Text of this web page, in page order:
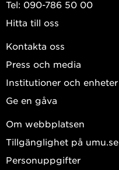
Tel: 090-786 50 00
Hitta till oss
Kontakta oss
Press och media
Institutioner och enheter
Ge en gåva
Om webbplatsen
Tillgänglighet på umu.se
Personuppgifter